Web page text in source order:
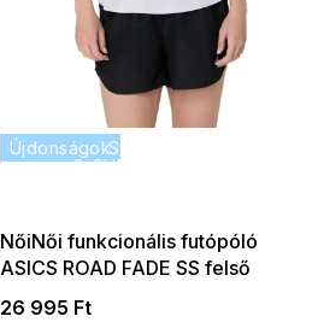
ÚjdonságokSUMMER SALE -35% ?
G_SUMMER35:35:HUF:P:f!2026-
NőiNői funkcionális futópóló
ASICS ROAD FADE SS felső
világoslila
26 995 Ft